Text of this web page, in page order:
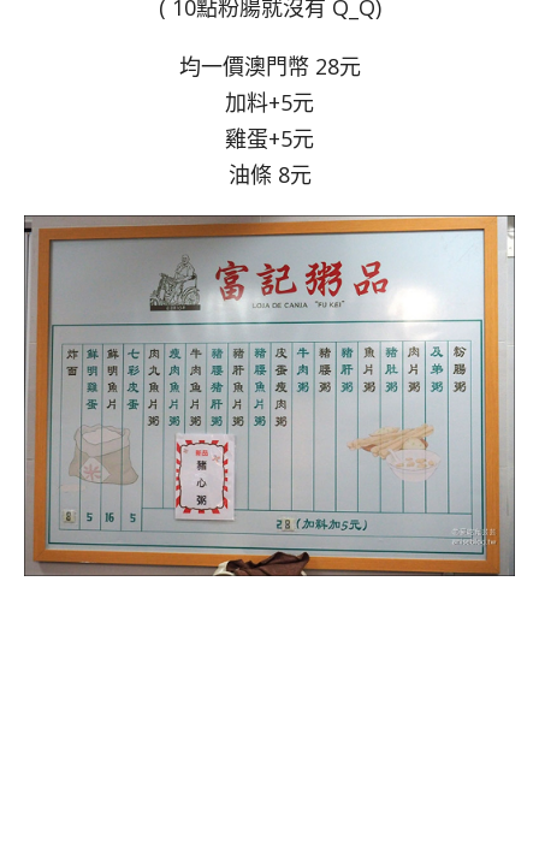
( 10點粉腸就沒有 Q_Q)
均一價澳門幣 28元
加料+5元
雞蛋+5元
油條 8元